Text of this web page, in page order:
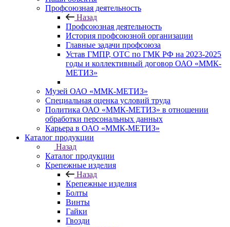
Профсоюзная деятельность
Назад
Профсоюзная деятельность
История профсоюзной организации
Главные задачи профсоюза
Устав ГМПР, ОТС по ГМК РФ на 2023-2025
годы и коллективный договор ОАО «ММК-
МЕТИЗ»
Музей ОАО «ММК-МЕТИЗ»
Специальная оценка условий труда
Политика ОАО «ММК-МЕТИЗ» в отношении
обработки персональных данных
Карьера в ОАО «ММК-МЕТИЗ»
Каталог продукции
Назад
Каталог продукции
Крепежные изделия
Назад
Крепежные изделия
Болты
Винты
Гайки
Гвозди